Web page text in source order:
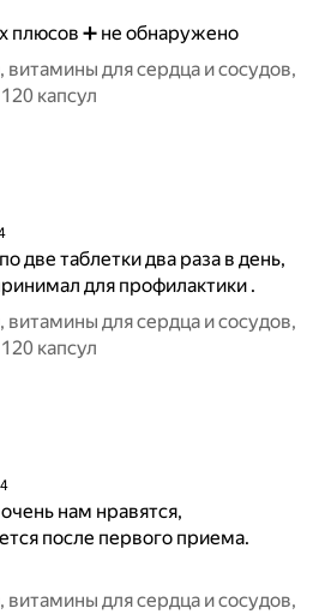
плюсов ➕ не обнаружено
для сердца и сосудов,
капсул
две таблетки два раза в день,
для профилактики .
для сердца и сосудов,
капсул
нам нравятся,
после первого приема.
для сердца и сосудов,